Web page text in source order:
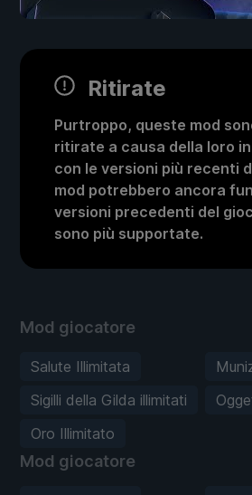
Ritirate
Purtroppo, queste mod
ritirate a causa della loro
con le versioni più recenti
mod potrebbero ancora
versioni precedenti del
sono più supportate.
Mod giocatore
Salute Illimitata
Sigilli della Gilda illimitati
Oro Illimitato
Mod giocatore